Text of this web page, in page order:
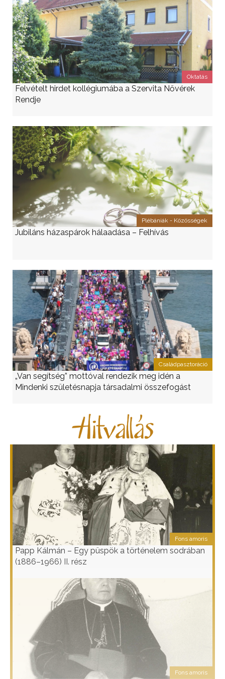
Oktatás
Felvételt hirdet kollégiumába a Szervita Nővérek
Rendje
Plébániák - Közösségek
Jubiláns házaspárok hálaadása – Felhívás
Családpasztoráció
„Van segítség” mottóval rendezik meg idén a
Mindenki születésnapja társadalmi összefogást
Fons amoris
Papp Kálmán – Egy püspök a történelem sodrában
(1886–1966) II. rész
Fons amoris